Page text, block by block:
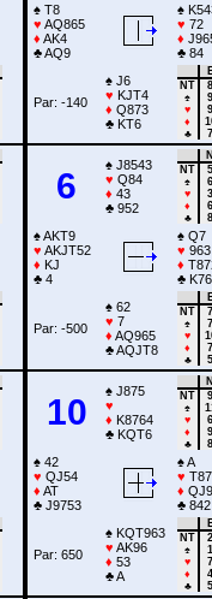
♠ T8
♥ AQ865
♦ AK4
♣AQ9
♠
♥ 72
♦
♣ 84
Par: -140
♠ J6
♥ KJT4
♦ Q873
♣ KT6
NT
8
♠
9
♥
9
♦
♣
7
6
♠ J8543
♥ Q84
♦ 43
♣ 952
NT
5
♠
6
♥
3
♦
6
♣
8
♠AKT9
♥ AKJT52
♦ KJ
♣ 4
♠ Q7
♥ 963
♦
♣
Par: -500
♠ 62
♥ 7
♦ AQ965
♣AQJT8
NT
7
♠
7
♥
♦
7
♣
5
10
♠ J875
♥
♦ K8764
♣ KQT6
NT
9
♠
♥
6
♦
9
♣
8
♠ 42
♥ QJ54
♦ AT
♣ J9753
♠A
♥
♦
♣ 842
Par: 650
♠ KQT963
♥ AK96
♦ 53
♣A
NT
2
♠
1
♥
7
♦
4
♣
5